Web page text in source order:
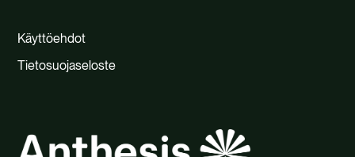
Käyttöehdot
Tietosuojaseloste